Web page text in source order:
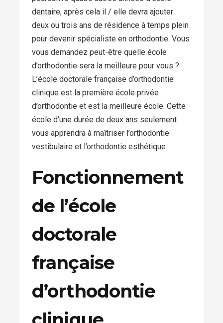
dentaire, après cela il / elle devra ajouter
deux ou trois ans de résidence à temps plein
pour devenir spécialiste en orthodontie. Vous
vous demandez peut-être quelle école
d’orthodontie sera la meilleure pour vous ?
L’école doctorale française d’orthodontie
clinique est la première école privée
d’orthodontie et est la meilleure école. Cette
école d’une durée de deux ans seulement
vous apprendra à maîtriser l’orthodontie
vestibulaire et l’orthodontie esthétique.
Fonctionnement
de l’école
doctorale
française
d’orthodontie